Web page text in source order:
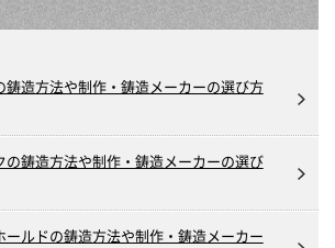
鋳造方法や制作・鋳造メーカーの選び方
の鋳造方法や制作・鋳造メーカーの選び
ールドの鋳造方法や制作・鋳造メーカー